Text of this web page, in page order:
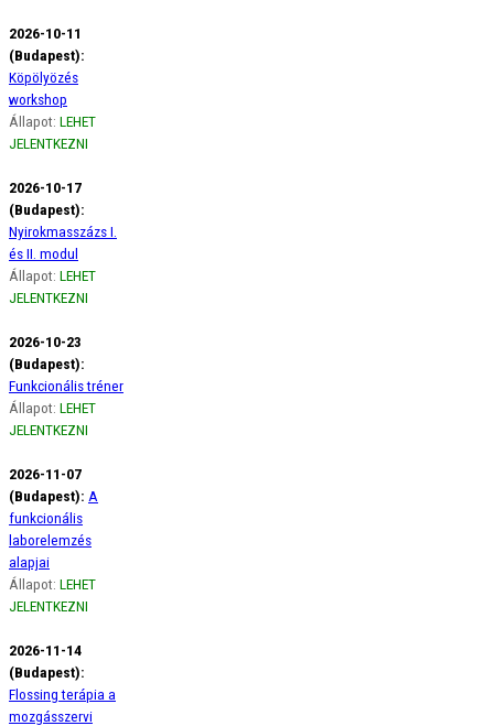
2026-10-11
(Budapest):
Köpölyözés
workshop
Állapot: LEHET
JELENTKEZNI
2026-10-17
(Budapest):
Nyirokmasszázs I.
és II. modul
Állapot: LEHET
JELENTKEZNI
2026-10-23
(Budapest):
Funkcionális tréner
Állapot: LEHET
JELENTKEZNI
2026-11-07
(Budapest): A
funkcionális
laborelemzés
alapjai
Állapot: LEHET
JELENTKEZNI
2026-11-14
(Budapest):
Flossing terápia a
mozgásszervi